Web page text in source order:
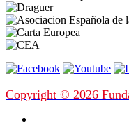
Copyright © 2026